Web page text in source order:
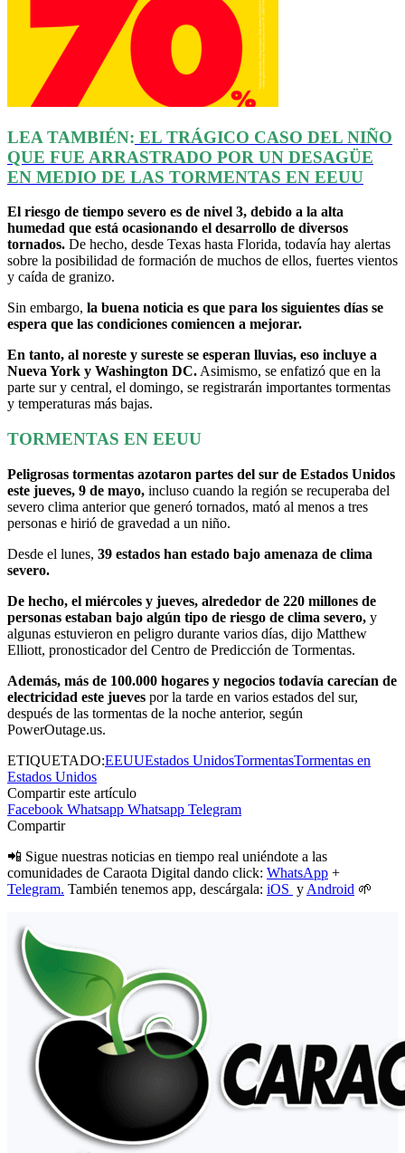
LEA TAMBIÉN: EL TRÁGICO CASO DEL NIÑO
QUE FUE ARRASTRADO POR UN DESAGÜE
EN MEDIO DE LAS TORMENTAS EN EEUU
El riesgo de tiempo severo es de nivel 3, debido a la alta
humedad que está ocasionando el desarrollo de diversos
tornados. De hecho, desde Texas hasta Florida, todavía hay alertas
sobre la posibilidad de formación de muchos de ellos, fuertes vientos
y caída de granizo.
Sin embargo, la buena noticia es que para los siguientes días se
espera que las condiciones comiencen a mejorar.
En tanto, al noreste y sureste se esperan lluvias, eso incluye a
Nueva York y Washington DC. Asimismo, se enfatizó que en la
parte sur y central, el domingo, se registrarán importantes tormentas
y temperaturas más bajas.
TORMENTAS EN EEUU
Peligrosas tormentas azotaron partes del sur de Estados Unidos
este jueves, 9 de mayo, incluso cuando la región se recuperaba del
severo clima anterior que generó tornados, mató al menos a tres
personas e hirió de gravedad a un niño.
Desde el lunes, 39 estados han estado bajo amenaza de clima
severo.
De hecho, el miércoles y jueves, alrededor de 220 millones de
personas estaban bajo algún tipo de riesgo de clima severo, y
algunas estuvieron en peligro durante varios días, dijo Matthew
Elliott, pronosticador del Centro de Predicción de Tormentas.
Además, más de 100.000 hogares y negocios todavía carecían de
electricidad este jueves por la tarde en varios estados del sur,
después de las tormentas de la noche anterior, según
PowerOutage.us.
ETIQUETADO:EEUUEstados UnidosTormentasTormentas en
Estados Unidos
Compartir este artículo
Facebook Whatsapp Whatsapp Telegram
Compartir
📲 Sigue nuestras noticias en tiempo real uniéndote a las
comunidades de Caraota Digital dando click: WhatsApp +
Telegram. También tenemos app, descárgala: iOS y Android 🌱